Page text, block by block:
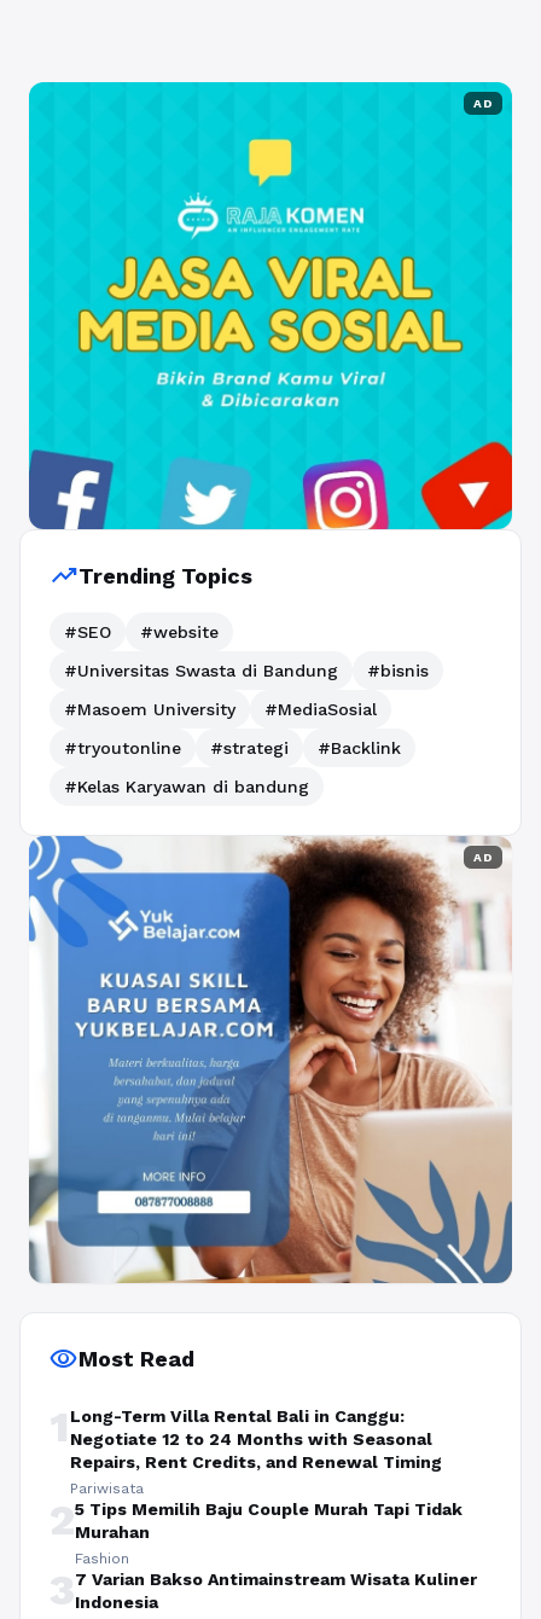
AD
trending_upTrending Topics
#SEO
#website
#Universitas Swasta di Bandung
#bisnis
#Masoem University
#MediaSosial
#tryoutonline
#strategi
#Backlink
#Kelas Karyawan di bandung
AD
visibilityMost Read
1 Long-Term Villa Rental Bali in Canggu:
Negotiate 12 to 24 Months with Seasonal
Repairs, Rent Credits, and Renewal Timing
Pariwisata
25 Tips Memilih Baju Couple Murah Tapi Tidak
Murahan
Fashion
37 Varian Bakso Antimainstream Wisata Kuliner
Indonesia